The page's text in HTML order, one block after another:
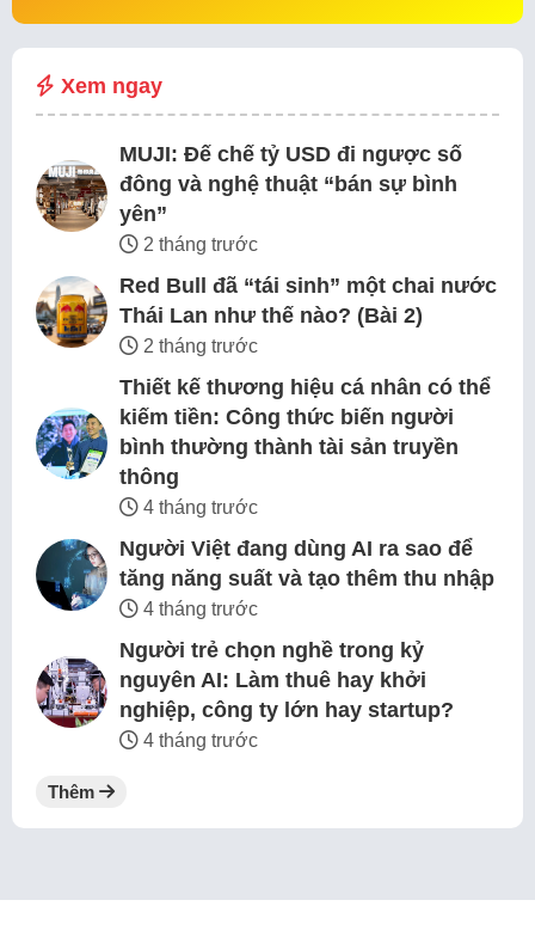
Xem ngay
MUJI: Đế chế tỷ USD đi ngược số
đông và nghệ thuật “bán sự bình
yên”
2 tháng trước
Red Bull đã “tái sinh” một chai nước
Thái Lan như thế nào? (Bài 2)
2 tháng trước
Thiết kế thương hiệu cá nhân có thể
kiếm tiền: Công thức biến người
bình thường thành tài sản truyền
thông
4 tháng trước
Người Việt đang dùng AI ra sao để
tăng năng suất và tạo thêm thu nhập
4 tháng trước
Người trẻ chọn nghề trong kỷ
nguyên AI: Làm thuê hay khởi
nghiệp, công ty lớn hay startup?
4 tháng trước
Thêm